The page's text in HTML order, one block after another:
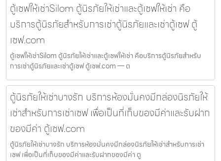
ตู้เซฟให้เช่าSilom ตู้นิรภัยให้เช่าและตู้เซฟให้เช่า คือ
บริการตู้นิรภัยสำหรับการเช่าตู้นิรภัยและเช่าตู้เซฟ ตู้
เซฟ.com
ตู้เซฟให้เช่าSilom ตู้นิรภัยให้เช่าและตู้เซฟให้เช่า คือบริการตู้นิรภัยสำหรับ
การเช่าตู้นิรภัยและเช่าตู้เซฟ ตู้เซฟ.com — ต
ตู้นิรภัยให้เช่าบางรัก บริการห้องมั่นคงมีกล่องนิรภัยให้
เช่าสำหรับการเช่าเซฟ เพื่อเป็นที่เก็บของมีค่าและรับฝาก
ของมีค่า ตู้เซฟ.com
ตู้นิรภัยให้เช่าบางรัก บริการห้องมั่นคงมีกล่องนิรภัยให้เช่าสำหรับการเช่า
เซฟ เพื่อเป็นที่เก็บของมีค่าและรับฝากของมีค่า ตู